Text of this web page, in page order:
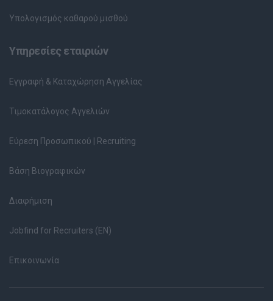
Υπολογισμός καθαρού μισθού
Υπηρεσίες εταιριών
Εγγραφή & Καταχώρηση Αγγελίας
Τιμοκατάλογος Αγγελιών
Εύρεση Προσωπικού | Recruiting
Βάση Βιογραφικών
Διαφήμιση
Jobfind for Recruiters (EN)
Επικοινωνία